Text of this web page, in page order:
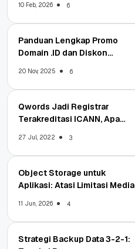
10 Feb, 2026 6
Panduan Lengkap Promo
Domain .ID dan Diskon
20 Nov, 2025 6
Qwords Jadi Registrar
Terakreditasi ICANN, Apa
27 Jul, 2022 3
Object Storage untuk
Aplikasi: Atasi Limitasi Media
11 Jun, 2026 4
Strategi Backup Data 3-2-1: